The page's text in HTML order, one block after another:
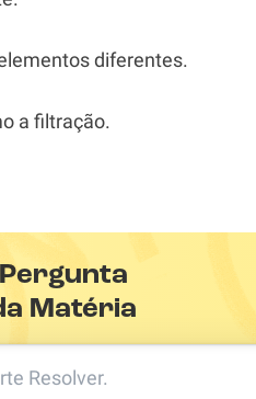
diferentes.
a filtração.
Matéria
Resolver.